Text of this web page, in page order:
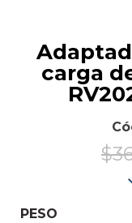
Adaptador para válvula de
carga
$
PESO